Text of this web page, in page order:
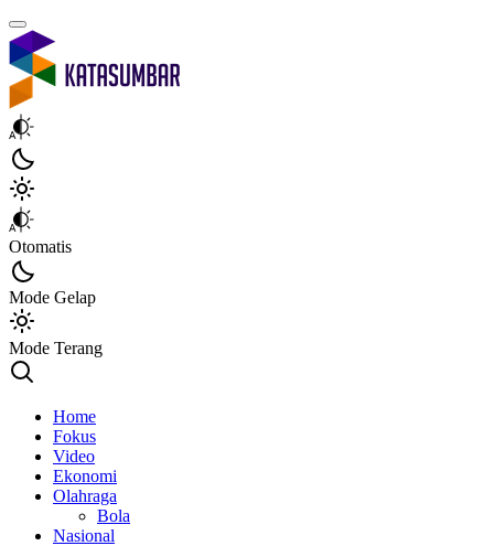
Kata Sumbar
Berita Sumbar Hari Ini
Otomatis
Mode Gelap
Mode Terang
Home
Fokus
Video
Ekonomi
Olahraga
Bola
Nasional